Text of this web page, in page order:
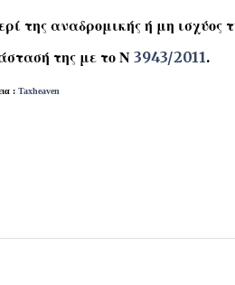
της αναδρομικής ή μη ισχύος
της με το Ν 3943/2011.
: Taxheaven